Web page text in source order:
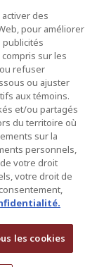
| New York
des
pour améliorer
sur les
refuser
ou ajuster
aux témoins.
et/ou partagés
du territoire où
sur la
personnels,
de votre droit
votre droit de
les cookies